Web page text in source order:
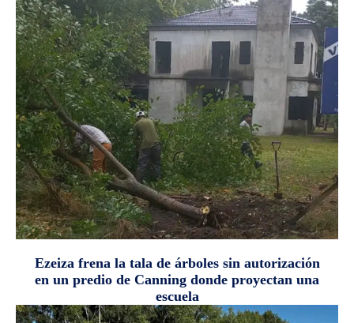
Ezeiza frena la tala de árboles sin autorización
en un predio de Canning donde proyectan una
escuela